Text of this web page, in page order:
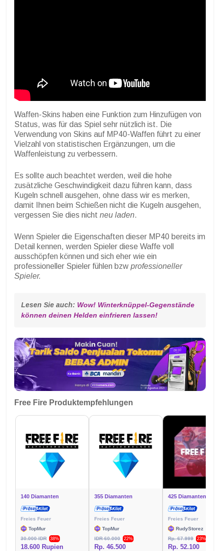
Waffen-Skins haben eine Funktion zum Hinzufügen von
Status, was für das Spiel sehr nützlich ist. Die
Verwendung von Skins auf MP40-Waffen führt zu einer
Vielzahl von statistischen Ergänzungen, um die
Waffenleistung zu verbessern.
Es sollte auch beachtet werden, weil die hohe
zusätzliche Geschwindigkeit dazu führen kann, dass
Kugeln schnell ausgehen, ohne dass wir es merken,
damit Ihnen beim Schießen nicht die Kugeln ausgehen,
vergessen Sie dies nicht neu laden.
Wenn Spieler die Eigenschaften dieser MP40 bereits im
Detail kennen, werden Spieler diese Waffe voll
ausschöpfen können und sich eher wie ein
professioneller Spieler fühlen bzw professioneller
Spieler.
Lesen Sie auch: Wow! Winterknüppel-Gegenstände
können deinen Helden einfrieren lassen!
Free Fire Produktempfehlungen
140 Diamanten
Freies Feuer
TopMur
30.000 IDR
38%
18.600 Rupien
355 Diamanten
Freies Feuer
TopMur
IDR 60.000
22%
Rp. 46.500
425 Diamanten
Freies Feuer
RudyStorez
Rp. 67.999
23%
Rp. 52.100